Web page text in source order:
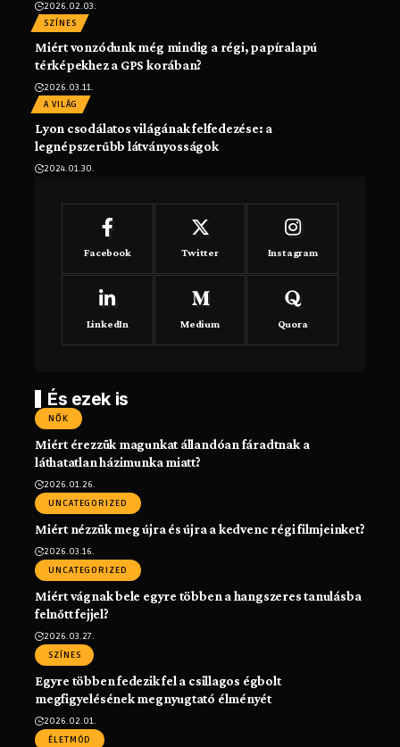
2026.02.03.
SZÍNES
Miért vonzódunk még mindig a régi, papíralapú
térképekhez a GPS korában?
2026.03.11.
A VILÁG
Lyon csodálatos világának felfedezése: a
legnépszerűbb látványosságok
2024.01.30.
Facebook Twitter Instagram
LinkedIn Medium Quora
És ezek is
NŐK
Miért érezzük magunkat állandóan fáradtnak a
láthatatlan házimunka miatt?
2026.01.26.
UNCATEGORIZED
Miért nézzük meg újra és újra a kedvenc régi filmjeinket?
2026.03.16.
UNCATEGORIZED
Miért vágnak bele egyre többen a hangszeres tanulásba
felnőtt fejjel?
2026.03.27.
SZÍNES
Egyre többen fedezik fel a csillagos égbolt
megfigyelésének megnyugtató élményét
2026.02.01.
ÉLETMÓD